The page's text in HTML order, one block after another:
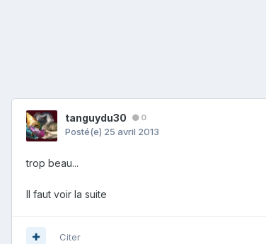
tanguydu30 0
Posté(e) 25 avril 2013
trop beau...
Il faut voir la suite
Citer